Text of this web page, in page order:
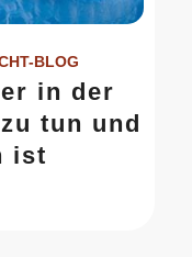
BLOG
in der
tun und
ist